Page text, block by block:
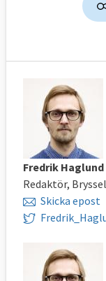
Fredrik Haglund
Redaktör, Bryssel
Skicka epost